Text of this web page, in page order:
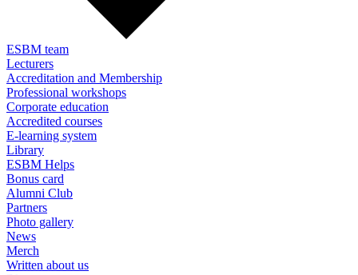
ESBM team
Lecturers
Accreditation and Membership
Professional workshops
Corporate education
Accredited courses
E-learning system
Library
ESBM Helps
Bonus card
Alumni Club
Partners
Photo gallery
News
Merch
Written about us